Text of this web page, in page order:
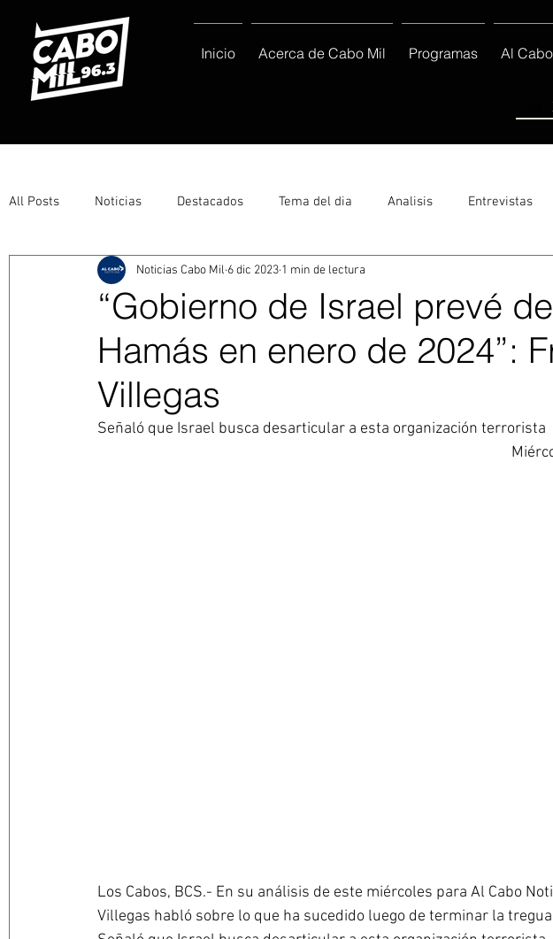
Inicio Acerca de Cabo Mil Programas Al
All Posts Noticias Destacados Tema del dia Analisis Entrevistas
Entérate Deportes La buena del día
Ayuntamiento de Los Cabos Informa Nacionales e Internacionales Columnas
“Gobierno de Israel prevé
Hamás en enero de 2024”:
Villegas
Noticias Cabo Mil 6 dic 2023 1 min de lectura
Señaló que Israel busca desarticular a esta organización terrorista
Los Cabos, BCS.- En su análisis de este miércoles para Al Cabo
Villegas habló sobre lo que ha sucedido luego de terminar la